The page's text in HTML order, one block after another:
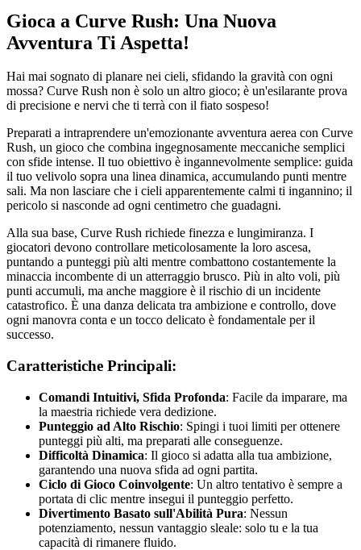
Gioca a Curve Rush: Una Nuova
Avventura Ti Aspetta!
Hai mai sognato di planare nei cieli, sfidando la gravità con ogni
mossa? Curve Rush non è solo un altro gioco; è un'esilarante prova
di precisione e nervi che ti terrà con il fiato sospeso!
Preparati a intraprendere un'emozionante avventura aerea con Curve
Rush, un gioco che combina ingegnosamente meccaniche semplici
con sfide intense. Il tuo obiettivo è ingannevolmente semplice: guida
il tuo velivolo sopra una linea dinamica, accumulando punti mentre
sali. Ma non lasciare che i cieli apparentemente calmi ti ingannino; il
pericolo si nasconde ad ogni centimetro che guadagni.
Alla sua base, Curve Rush richiede finezza e lungimiranza. I
giocatori devono controllare meticolosamente la loro ascesa,
puntando a punteggi più alti mentre combattono costantemente la
minaccia incombente di un atterraggio brusco. Più in alto voli, più
punti accumuli, ma anche maggiore è il rischio di un incidente
catastrofico. È una danza delicata tra ambizione e controllo, dove
ogni manovra conta e un tocco delicato è fondamentale per il
successo.
Caratteristiche Principali:
Comandi Intuitivi, Sfida Profonda: Facile da imparare, ma
la maestria richiede vera dedizione.
Punteggio ad Alto Rischio: Spingi i tuoi limiti per ottenere
punteggi più alti, ma preparati alle conseguenze.
Difficoltà Dinamica: Il gioco si adatta alla tua ambizione,
garantendo una nuova sfida ad ogni partita.
Ciclo di Gioco Coinvolgente: Un altro tentativo è sempre a
portata di clic mentre insegui il punteggio perfetto.
Divertimento Basato sull'Abilità Pura: Nessun
potenziamento, nessun vantaggio sleale: solo tu e la tua
capacità di rimanere fluido.